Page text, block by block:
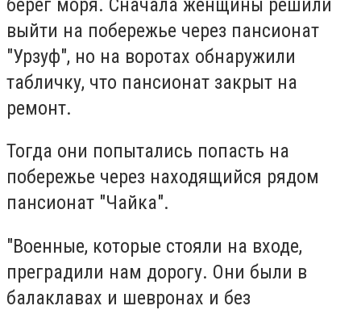
выйти на побережье через пансионат
"Урзуф", но на воротах обнаружили
табличку, что пансионат закрыт на
ремонт.
Тогда они попытались попасть на
побережье через находящийся рядом
пансионат "Чайка".
"Военные, которые стояли на входе,
преградили нам дорогу. Они были в
балаклавах и шевронах и без